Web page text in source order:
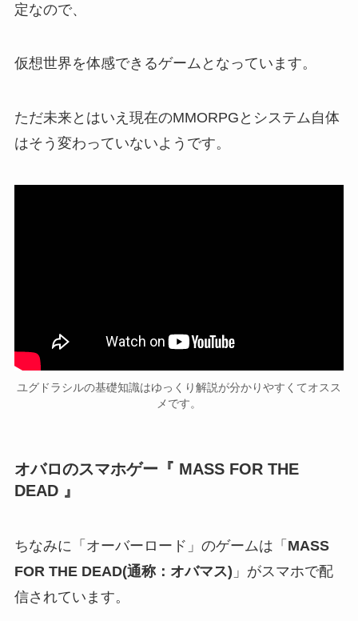
定なので、
仮想世界を体感できるゲームとなっています。
ただ未来とはいえ現在のMMORPGとシステム自体
はそう変わっていないようです。
ユグドラシルの基礎知識はゆっくり解説が分かりやすくてオスス
メです。
オバロのスマホゲー『 MASS FOR THE
DEAD 』
ちなみに「オーバーロード」のゲームは「 MASS
FOR THE DEAD(通称：オバマス) 」がスマホで配
信されています。